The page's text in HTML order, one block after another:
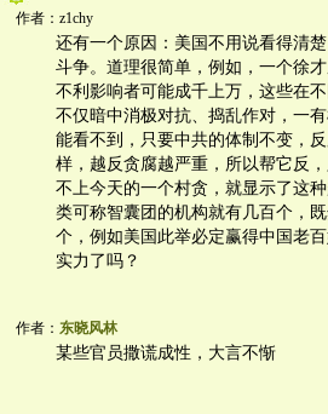
作者：z1chy
还有一个原因：美国不用说看得清
斗争。道理很简单，例如，一个徐
不利影响者可能成千上万，这些在
不仅暗中消极对抗、捣乱作对，一
能看不到，只要中共的体制不变，
样，越反贪腐越严重，所以帮它反
不上今天的一个村贪，就显示了这
类可称智囊团的机构就有几百个，
个，例如美国此举必定赢得中国老
实力了吗？
作者： 东晓风林
某些官员撒谎成性，大言不惭